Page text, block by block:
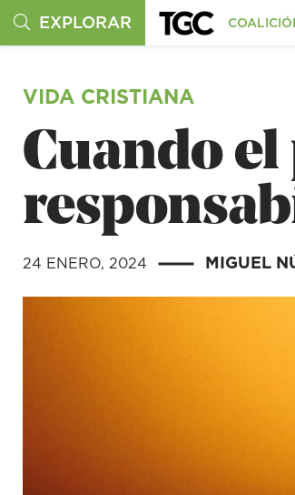
EXPLORAR
VIDA CRISTIANA
Cuando el
24 ENERO, 2024 | MIGUEL